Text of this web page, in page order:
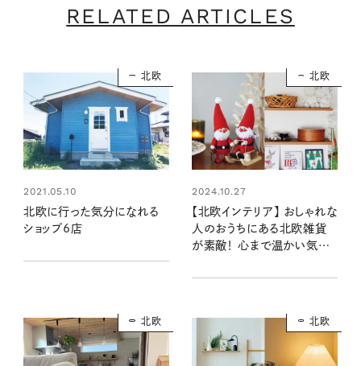
RELATED ARTICLES
北欧
2021.05.10
北欧に行った気分になれる
ショップ6店
北欧
2024.10.27
【北欧インテリア】 おしゃれな
人のおうちにある北欧雑貨
が素敵！ 心まで温かい気持
暮らし部
北欧 北欧